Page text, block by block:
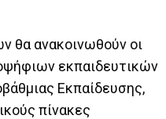
θα ανακοινωθούν οι
εκπαιδευτικών
Εκπαίδευσης,
πίνακες